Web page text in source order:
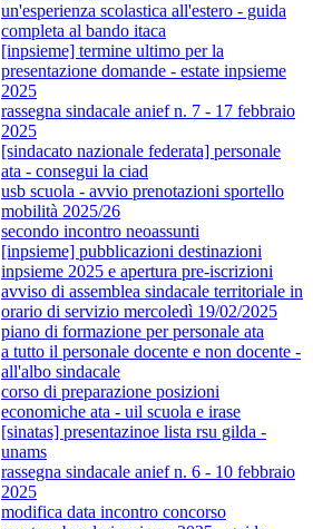
un'esperienza scolastica all'estero - guida
completa al bando itaca
[inpsieme] termine ultimo per la
presentazione domande - estate inpsieme
2025
rassegna sindacale anief n. 7 - 17 febbraio
2025
[sindacato nazionale federata] personale
ata - consegui la ciad
usb scuola - avvio prenotazioni sportello
mobilità 2025/26
secondo incontro neoassunti
[inpsieme] pubblicazioni destinazioni
inpsieme 2025 e apertura pre-iscrizioni
avviso di assemblea sindacale territoriale in
orario di servizio mercoledì 19/02/2025
piano di formazione per personale ata
a tutto il personale docente e non docente -
all'albo sindacale
corso di preparazione posizioni
economiche ata - uil scuola e irase
[sinatas] presentazinoe lista rsu gilda -
unams
rassegna sindacale anief n. 6 - 10 febbraio
2025
modifica data incontro concorso